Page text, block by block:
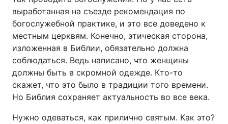
выработанная на съезде рекомендация по
богослужебной практике, и это все доведено к
местным церквям. Конечно, этическая сторона,
изложенная в Библии, обязательно должна
соблюдаться. Ведь написано, что женщины
должны быть в скромной одежде. Кто-то
скажет, что это было в традиции того времени.
Но Библия сохраняет актуальность во все века.
Нужно одеваться, как прилично святым. Как это?